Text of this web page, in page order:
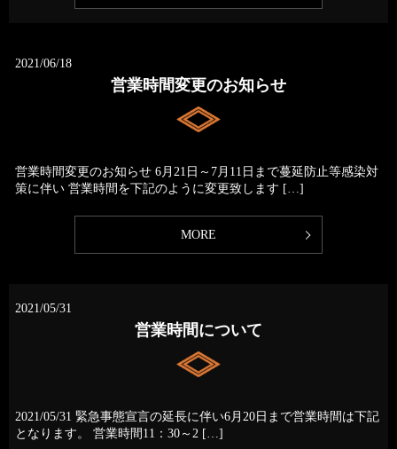
2021/06/18
営業時間変更のお知らせ
営業時間変更のお知らせ 6月21日～7月11日まで蔓延防止等感染対
策に伴い 営業時間を下記のように変更致します […]
MORE
2021/05/31
営業時間について
2021/05/31 緊急事態宣言の延長に伴い6月20日まで営業時間は下記
となります。 営業時間11：30～2 […]